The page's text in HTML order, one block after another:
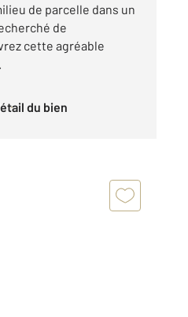
de parcelle dans un
de
cette agréable
du bien